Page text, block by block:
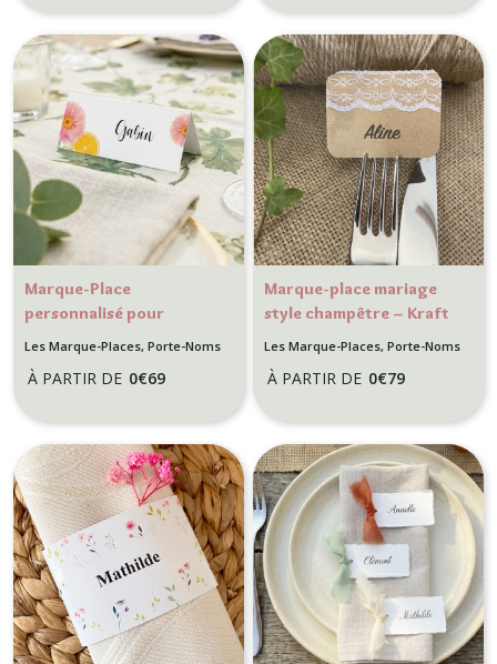
Marque-Place
personnalisé pour
Mariage Floral, nature -
et fleurs colorées
Les Marque-Places, Porte-Noms
À PARTIR DE 0€69
Marque-place mariage
style champêtre – Kraft
naturel et dentelle –
Les Marque-Places, Porte-Noms
À PARTIR DE 0€79